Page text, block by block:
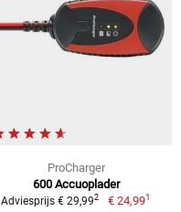
ProCharger
600 Accuoplader
Adviesprijs € 29,992 € 24,991